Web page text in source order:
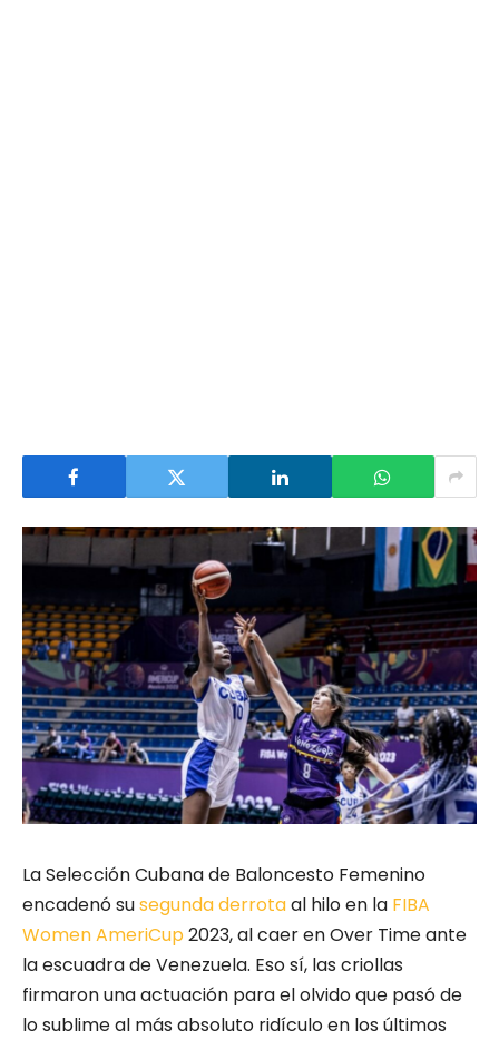
La Selección Cubana de Baloncesto Femenino
encadenó susegunda derrotaal hilo en la FIBA
Women AmeriCup2023, al caer en Over Time ante
la escuadra de Venezuela. Eso sí, las criollas
firmaron una actuación para el olvido que pasó de
lo sublime al más absoluto ridículo en los últimos